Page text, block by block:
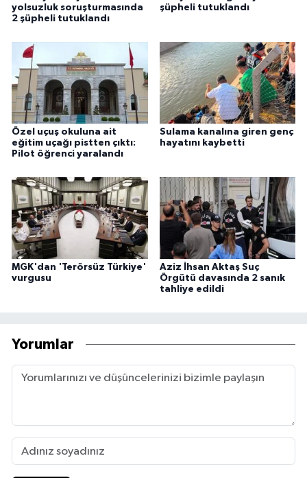
yolsuzluk soruşturmasında
2 şüpheli tutuklandı
şüpheli tutuklandı
Özel uçuş okuluna ait
eğitim uçağı pistten çıktı:
Pilot öğrenci yaralandı
Sulama kanalına giren genç
hayatını kaybetti
MGK'dan 'Terörsüz Türkiye'
vurgusu
Aziz İhsan Aktaş Suç
Örgütü davasında 2 sanık
tahliye edildi
Yorumlar